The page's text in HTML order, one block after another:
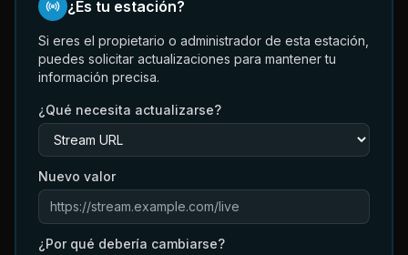
¿Es tu estación?
Si eres el propietario o administrador de esta estación,
puedes solicitar actualizaciones para mantener tu
información precisa.
¿Qué necesita actualizarse?
Nuevo valor
¿Por qué debería cambiarse?